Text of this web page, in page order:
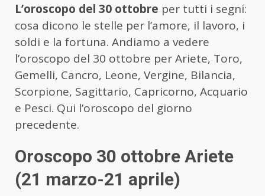
L’oroscopo del 30 ottobre per tutti i segni:
cosa dicono le stelle per l’amore, il lavoro, i
soldi e la fortuna. Andiamo a vedere
l’oroscopo del 30 ottobre per Ariete, Toro,
Gemelli, Cancro, Leone, Vergine, Bilancia,
Scorpione, Sagittario, Capricorno, Acquario
e Pesci. Qui l’oroscopo del giorno
precedente.
Oroscopo 30 ottobre Ariete
(21 marzo-21 aprile)